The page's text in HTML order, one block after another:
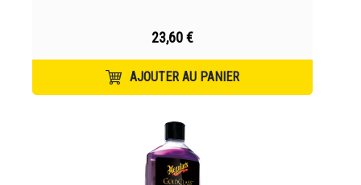
23,60 €
AJOUTER AU PANIER